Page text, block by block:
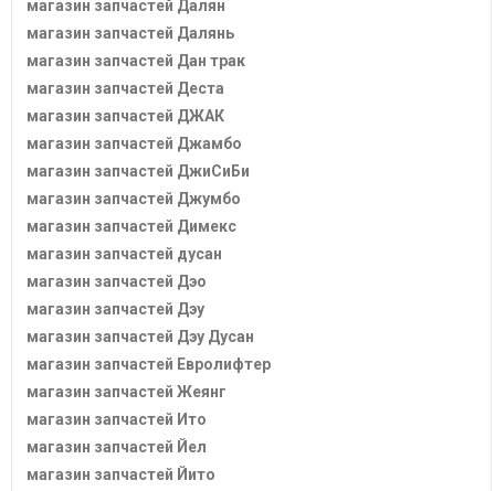
магазин запчастей Далян
магазин запчастей Далянь
магазин запчастей Дан трак
магазин запчастей Деста
магазин запчастей ДЖАК
магазин запчастей Джамбо
магазин запчастей ДжиСиБи
магазин запчастей Джумбо
магазин запчастей Димекс
магазин запчастей дусан
магазин запчастей Дэо
магазин запчастей Дэу
магазин запчастей Дэу Дусан
магазин запчастей Евролифтер
магазин запчастей Жеянг
магазин запчастей Ито
магазин запчастей Йел
магазин запчастей Йито